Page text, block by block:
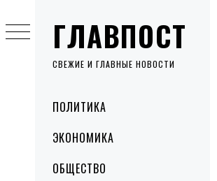
ГЛАВПОСТ
СВЕЖИЕ И ГЛАВНЫЕ НОВОСТИ
MenuПОЛИТИКА
ЭКОНОМИКА
ОБЩЕСТВО
to
content